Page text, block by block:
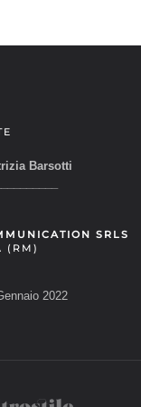
Barsotti
SRLS
(RM)
2022